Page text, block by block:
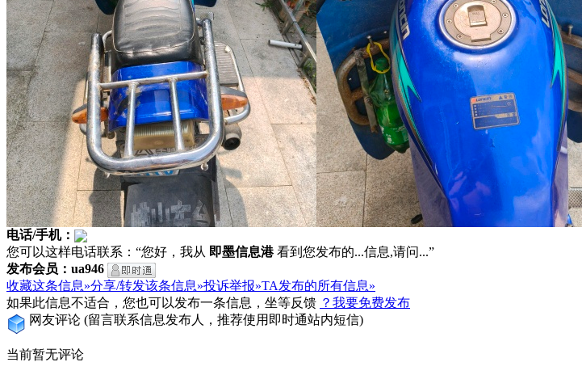
电话/手机：
您可以这样电话联系：“您好，我从 即墨信息港看到您发布的...信息,请问...”
发布会员：ua946
收藏这条信息»分享/转发该条信息»投诉举报»TA发布的所有信息»
如果此信息不适合，您也可以发布一条信息，坐等反馈 ？我要免费发布
网友评论 (留言联系信息发布人，推荐使用即时通站内短信)
当前暂无评论